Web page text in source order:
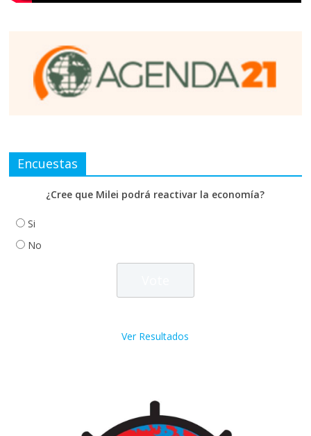
Encuestas
¿Cree que Milei podrá reactivar la economía?
Si
No
Ver Resultados